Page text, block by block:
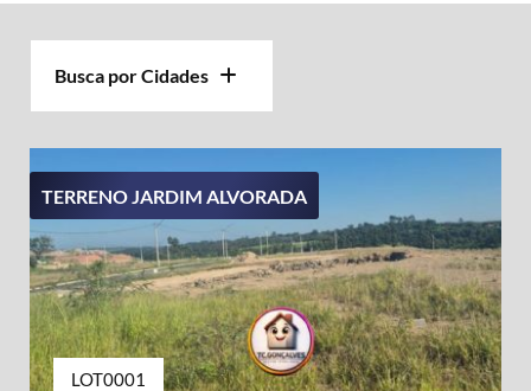
Busca por Cidades
TERRENO JARDIM ALVORADA
LOT0001